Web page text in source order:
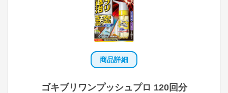
商品詳細
ゴキブリワンプッシュプロ 120回分